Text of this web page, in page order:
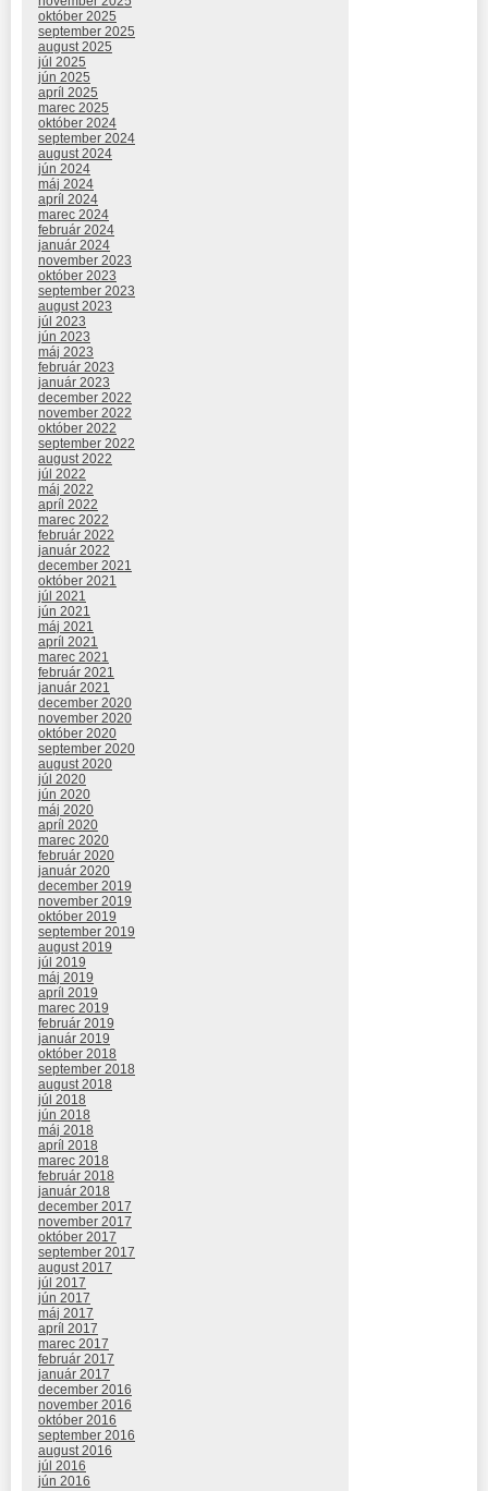
október 2025
september 2025
august 2025
júl 2025
jún 2025
apríl 2025
marec 2025
október 2024
september 2024
august 2024
jún 2024
máj 2024
apríl 2024
marec 2024
február 2024
január 2024
november 2023
október 2023
september 2023
august 2023
júl 2023
jún 2023
máj 2023
február 2023
január 2023
december 2022
november 2022
október 2022
september 2022
august 2022
júl 2022
máj 2022
apríl 2022
marec 2022
február 2022
január 2022
december 2021
október 2021
júl 2021
jún 2021
máj 2021
apríl 2021
marec 2021
február 2021
január 2021
december 2020
november 2020
október 2020
september 2020
august 2020
júl 2020
jún 2020
máj 2020
apríl 2020
marec 2020
február 2020
január 2020
december 2019
november 2019
október 2019
september 2019
august 2019
júl 2019
máj 2019
apríl 2019
marec 2019
február 2019
január 2019
október 2018
september 2018
august 2018
júl 2018
jún 2018
máj 2018
apríl 2018
marec 2018
február 2018
január 2018
december 2017
november 2017
október 2017
september 2017
august 2017
júl 2017
jún 2017
máj 2017
apríl 2017
marec 2017
február 2017
január 2017
december 2016
november 2016
október 2016
september 2016
august 2016
júl 2016
jún 2016